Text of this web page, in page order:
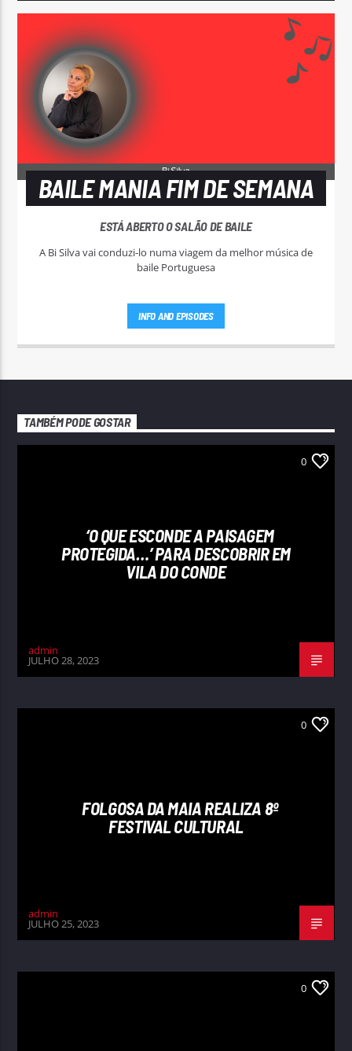
BAILE MANIA FIM DE SEMANA
ESTÁ ABERTO O SALÃO DE BAILE
A Bi Silva vai conduzi-lo numa viagem da melhor música de
baile Portuguesa
INFO AND EPISODES
TAMBÉM PODE GOSTAR
0
‘O QUE ESCONDE A PAISAGEM
PROTEGIDA…’ PARA DESCOBRIR EM
VILA DO CONDE
admin
JULHO 28, 2023
0
FOLGOSA DA MAIA REALIZA 8º
FESTIVAL CULTURAL
admin
JULHO 25, 2023
0